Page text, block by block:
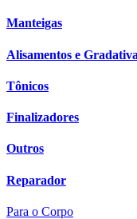
Manteigas
Alisamentos e
Tônicos
Finalizadores
Outros
Reparador
Para o Corpo